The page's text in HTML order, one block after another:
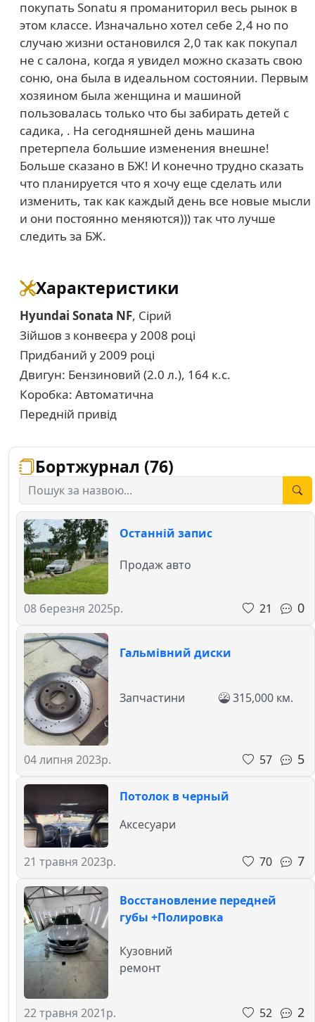
покупать Sonatu я проманиторил весь рынок в
этом классе. Изначально хотел себе 2,4 но по
случаю жизни остановился 2,0 так как покупал
не с салона, когда я увидел можно сказать свою
соню, она была в идеальном состоянии. Первым
хозяином была женщина и машиной
пользовалась только что бы забирать детей с
садика, . На сегодняшней день машина
претерпела большие изменения внешне!
Больше сказано в БЖ! И конечно трудно сказать
что планируется что я хочу еще сделать или
изменить, так как каждый день все новые мысли
и они постоянно меняются))) так что лучше
следить за БЖ.
Характеристики
Hyundai Sonata NF, Сірий
Зійшов з конвеєра у 2008 році
Придбаний у 2009 році
Двигун: Бензиновий (2.0 л.), 164 к.с.
Коробка: Автоматична
Передній привід
Бортжурнал (76)
Останній запис
08 березня 2025р.
Продаж авто
21 0
Гальмівний диски
04 липня 2023р.
Запчастини 315,000 км.
57 5
Потолок в черный
21 травня 2023р.
Аксесуари
70 7
Восстановление передней
губы +Полировка
22 травня 2021р.
Кузовний
ремонт
52 2